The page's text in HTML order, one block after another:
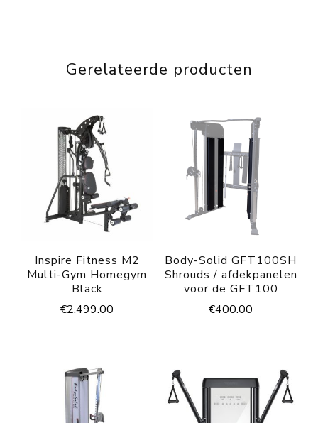
Gerelateerde producten
Inspire Fitness M2
Multi-Gym Homegym
Black
€2,499.00
Body-Solid GFT100SH
Shrouds / afdekpanelen
voor de GFT100
€400.00